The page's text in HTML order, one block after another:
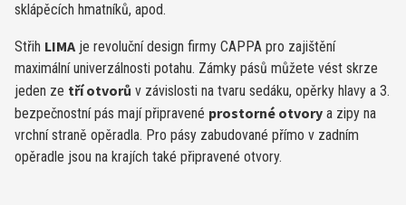
sklápěcích hmatníků, apod.
Střih LIMA je revoluční design firmy CAPPA pro zajištění
maximální univerzálnosti potahu. Zámky pásů můžete vést skrze
jeden ze tří otvorů v závislosti na tvaru sedáku, opěrky hlavy a 3.
bezpečnostní pás mají připravené prostorné otvory a zipy na
vrchní straně opěradla. Pro pásy zabudované přímo v zadním
opěradle jsou na krajích také připravené otvory.